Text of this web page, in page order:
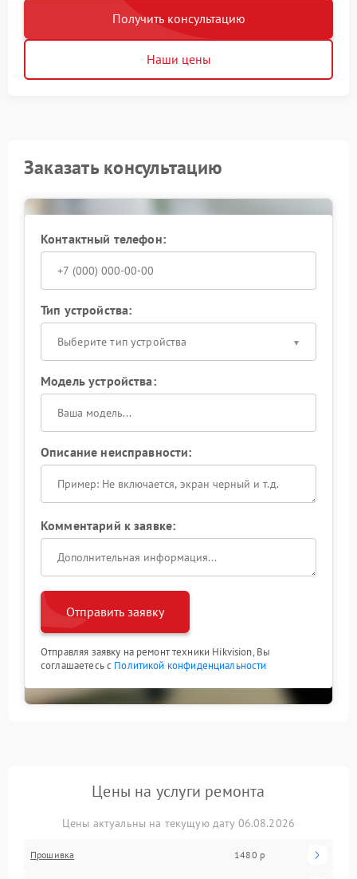
Получить консультацию
Наши цены
Заказать консультацию
Контактный телефон:
Тип устройства:
Выберите тип устройства
Модель устройства:
Описание неисправности:
Комментарий к заявке:
Отправить заявку
Отправляя заявку на ремонт техники Hikvision, Вы
соглашаетесь с Политикой конфиденциальности
Цены на услуги ремонта
Цены актуальны на текущую дату 06.08.2026
Прошивка 1480 р